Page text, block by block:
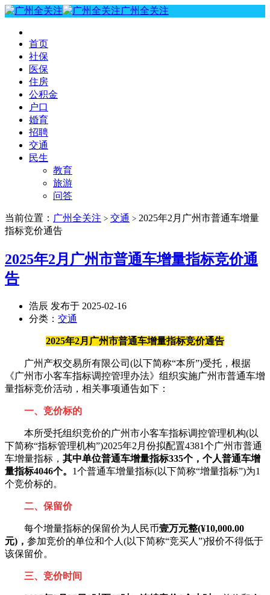
广州全关注
首页
社保
医保
住房
公积金
户口
婚育
招聘
交通
民生
教育
旅游
问答
当前位置： 广州全关注 > 交通 > 2025年2月广州市普通车增量
指标竞价通告
2025年2月广州市普通车增量指标竞价通
告
浩辰 发布于 2025-02-16
分类： 交通
2025年2月广州市普通车增量指标竞价通告
广州产权交易所有限公司(以下简称“本所”)受托，根据
《广州市小客车指标调控管理办法》组织实施广州市普通车增
量指标竞价活动，相关事项通告如下：
一、竞价标的
本所受托组织竞价的广州市小客车指标调控管理机构(以
下简称“指标管理机构”)2025年2月份拟配置4381个广州市普通
车增量指标， 其中单位普通车增量指标335个，个人普通车增
量指标4046个。 1个普通车增量指标(以下简称“增量指标”)为1
个竞价标的。
二、保留价
每个增量指标的保留价为人民币壹万元整(¥10,000.00
元)， 参加竞价的单位和个人(以下简称“竞买人”)报价不得低于
该保留价。
三、竞价时间